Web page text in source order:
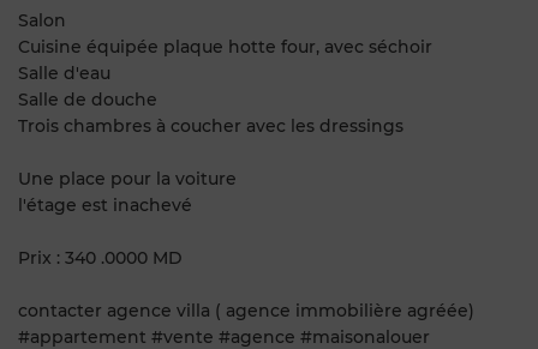
Salon
Cuisine équipée plaque hotte four, avec séchoir
Salle d'eau
Salle de douche
Trois chambres à coucher avec les dressings
Une place pour la voiture
l'étage est inachevé
Prix : 340 .0000 MD
contacter agence villa ( agence immobilière agréée)
#appartement #vente #agence #maisonalouer